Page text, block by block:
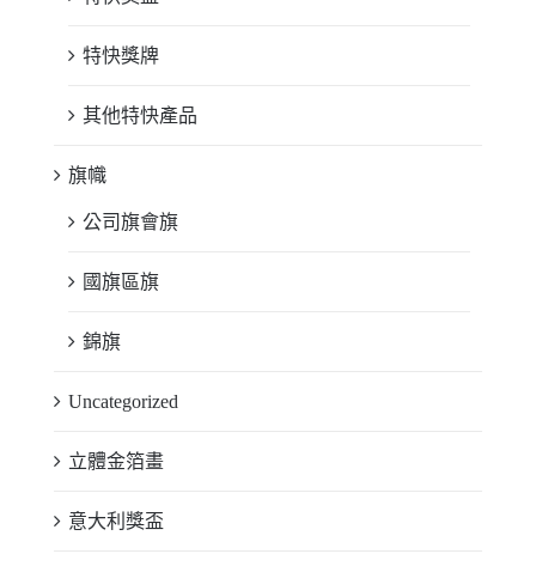
特快獎牌
其他特快產品
旗幟
公司旗會旗
國旗區旗
錦旗
Uncategorized
立體金箔畫
意大利獎盃